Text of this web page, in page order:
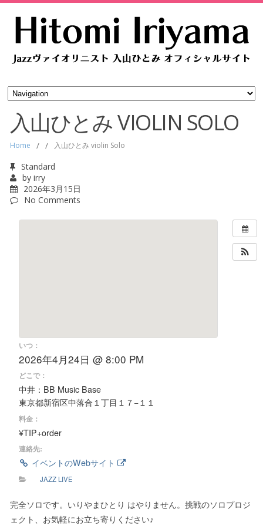
入山ひとみ VIOLIN SOLO
Home / / 入山ひとみ violin Solo
Standard
by irry
2026年3月15日
No Comments
いつ：
2026年4月24日 @ 8:00 PM
どこで：
中井：BB Music Base
東京都新宿区中落合１丁目１７−１１
料金：
¥TIP+order
連絡先:
イベントのWebサイト
JAZZ LIVE
完全ソロです。いりやまひとり はやりません。挑戦のソロプロジ
ェクト、お気軽にお立ち寄りください♪